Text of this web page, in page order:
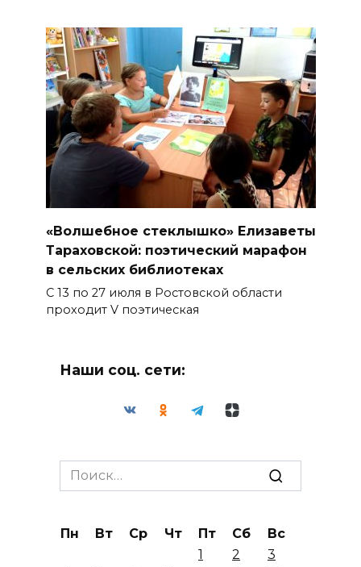
«Волшебное стеклышко» Елизаветы
Тараховской: поэтический марафон
в сельских библиотеках
С 13 по 27 июля в Ростовской области
проходит V поэтическая
Наши соц. сети:
Search
for:
Пн Вт Ср Чт Пт Сб
Вс
1
2
3